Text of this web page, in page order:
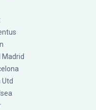
Madrid
Utd